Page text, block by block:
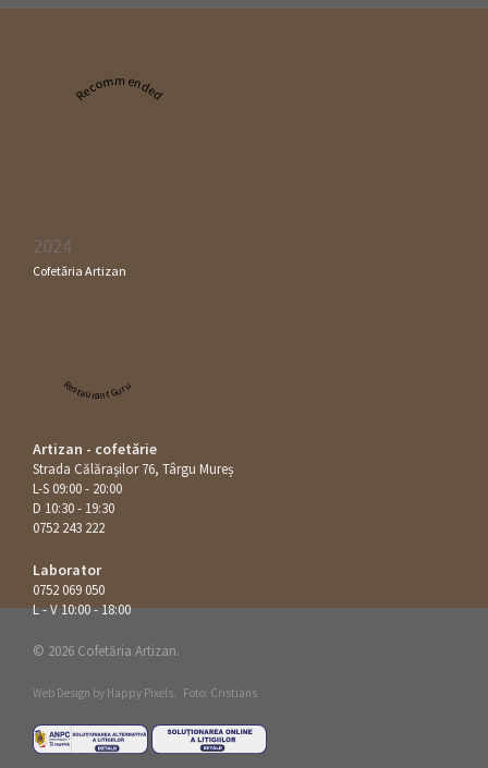
Recommended
2024
Cofetăria Artizan
Restaurant Guru
Artizan - cofetărie
Strada Călăraşilor 76, Târgu Mureș
L-S 09:00 - 20:00
D 10:30 - 19:30
0752 243 222
Laborator
0752 069 050
L - V 10:00 - 18:00
© 2026 Cofetăria Artizan.
Web Design by Happy Pixels. Foto: Cristians